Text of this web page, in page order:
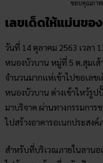
หนองบัวบาน หมู่ที่ 5 ต.สุมเ
จำนวนมากแห่เข้าไปขอเลข
หนองบัวบาน ต่างเข้าไหว้รู
มาบริจาค ผ่านทางกรรมกา
ไปสร้างอาคารอเนกประสง
สำหรับที่บริเวณภายในลาน
ไปด้วยชาวบ้านที่มารับฟังก
ตาของปู่ทองมาโดยเฉพาะที่
ปู่ทองมา มีชาวบ้านเข้ามาก
กันเป็นจำนวนมาก เพื่อขอพ